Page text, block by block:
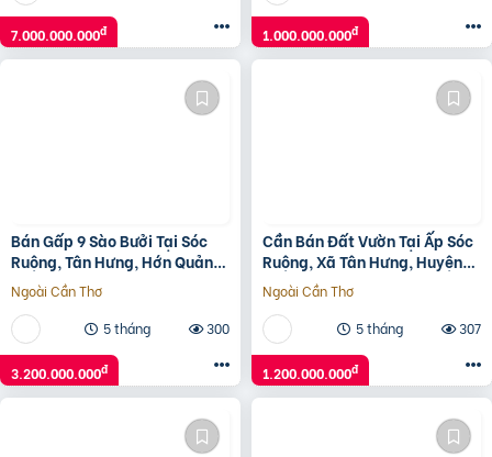
7.000.000.000đ 1.000.000.000đ
Bán Gấp 9 Sào Bưởi Tại Sóc
Ruộng, Tân Hưng, Hớn Quản-
Bình Phước
Ngoài Cần Thơ
5 tháng
300
3.200.000.000đ
Cần Bán Đất Vườn Tại Ấp Sóc
Ruộng, Xã Tân Hưng, Huyện
Hớn Quản, Bình Phước
Ngoài Cần Thơ
5 tháng
307
1.200.000.000đ